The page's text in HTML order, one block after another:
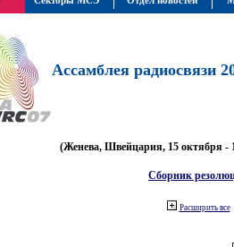
Ассамблея радиосвязи
(Женева, Швейцария, 15 октября -
Сборник
Расширить все